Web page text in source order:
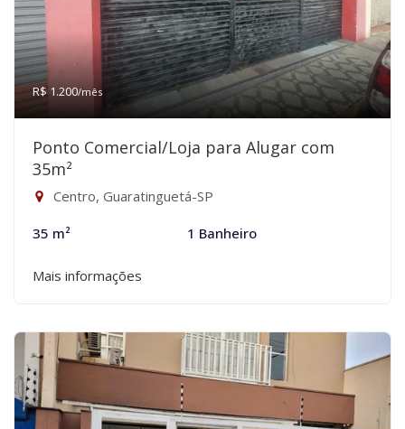
R$ 1.200/mês
Ponto Comercial/Loja para Alugar com
35m²
Centro, Guaratinguetá-SP
35 m² 1 Banheiro
Mais informações